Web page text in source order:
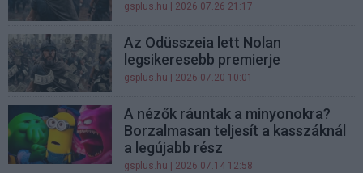
gsplus.hu | 2026.07.26 21:17
Az Odüsszeia lett Nolan
legsikeresebb premierje
gsplus.hu | 2026.07.20 10:01
A nézők ráuntak a minyonokra?
Borzalmasan teljesít a kasszáknál
a legújabb rész
gsplus.hu | 2026.07.14 12:58